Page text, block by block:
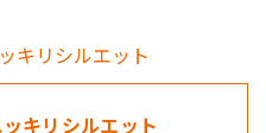
キリシルエット